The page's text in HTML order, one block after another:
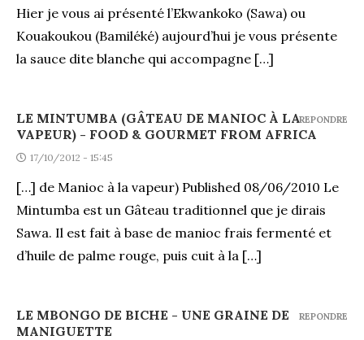
Hier je vous ai présenté l’Ekwankoko (Sawa) ou
Kouakoukou (Bamiléké) aujourd’hui je vous présente
la sauce dite blanche qui accompagne […]
LE MINTUMBA (GÂTEAU DE MANIOC À LA
VAPEUR) - FOOD & GOURMET FROM AFRICA
17/10/2012 - 15:45
[…] de Manioc à la vapeur) Published 08/06/2010 Le
Mintumba est un Gâteau traditionnel que je dirais
Sawa. Il est fait à base de manioc frais fermenté et
d’huile de palme rouge, puis cuit à la […]
REPONDRE
LE MBONGO DE BICHE - UNE GRAINE DE
MANIGUETTE
REPONDRE